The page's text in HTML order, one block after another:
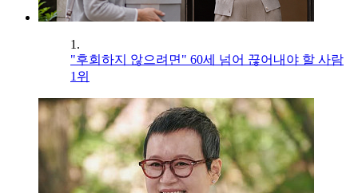
1.
"후회하지 않으려면" 60세 넘어 끊어내야 할 사람
1위